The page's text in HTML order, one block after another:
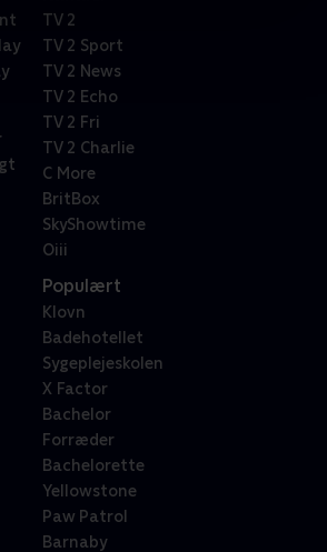
TV 2
TV 2 Sport
TV 2 News
TV 2 Echo
TV 2 Fri
TV 2 Charlie
C More
BritBox
SkyShowtime
Oiii
Populært
Klovn
Badehotellet
Sygeplejeskolen
X Factor
Bachelor
Forræder
Bachelorette
Yellowstone
Paw Patrol
Barnaby